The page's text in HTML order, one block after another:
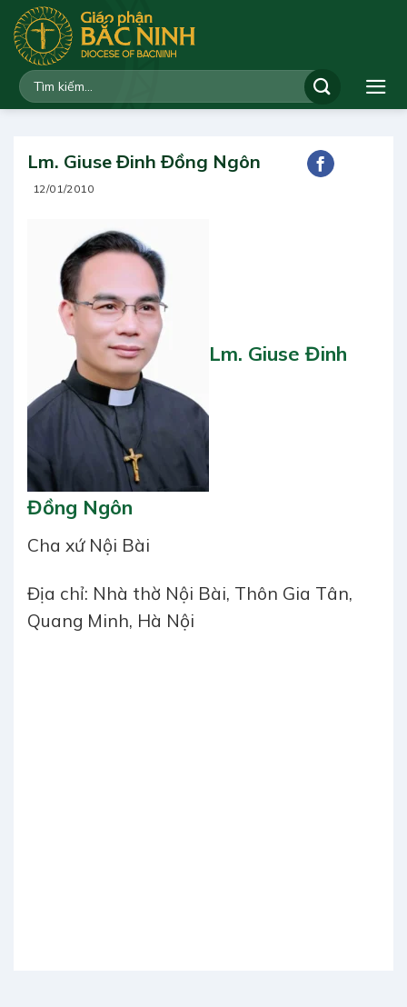
qua
dung
Lm. Giuse Đinh Đồng Ngôn
12/01/2010
Lm. Giuse Đinh
Đồng Ngôn
Cha xứ Nội Bài
Địa chỉ: Nhà thờ Nội Bài, Thôn Gia Tân,
Quang Minh, Hà Nội